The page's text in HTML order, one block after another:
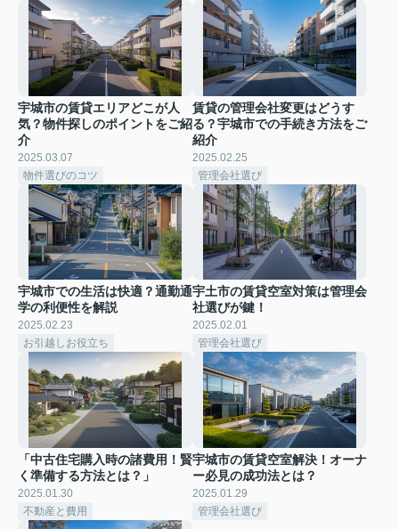
宇城市の賃貸エリアどこが人
気？物件探しのポイントをご紹
介
2025.03.07
物件選びのコツ
賃貸の管理会社変更はどうす
る？宇城市での手続き方法をご
紹介
2025.02.25
管理会社選び
宇城市での生活は快適？通勤通
学の利便性を解説
2025.02.23
お引越しお役立ち
宇土市の賃貸空室対策は管理会
社選びが鍵！
2025.02.01
管理会社選び
「中古住宅購入時の諸費用！賢
く準備する方法とは？」
2025.01.30
不動産と費用
宇城市の賃貸空室解決！オーナ
ー必見の成功法とは？
2025.01.29
管理会社選び